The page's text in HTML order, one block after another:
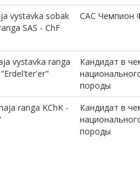
vystavka sobak
SAS - ChF
CAC Чемпион
vystavka ranga
Кандидат в
породы
ranga KChK -
Кандидат в
породы